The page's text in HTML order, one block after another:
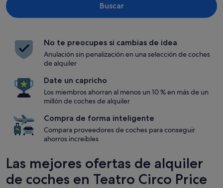
Buscar
No te preocupes si cambias de idea
Anulación sin penalización en una selección de coches
de alquiler
Date un capricho
Los miembros ahorran al menos un 10 % en más de un
millón de coches de alquiler
Compra de forma inteligente
Compara proveedores de coches para conseguir
ahorros increíbles
Las mejores ofertas de alquiler
de coches en Teatro Circo Price